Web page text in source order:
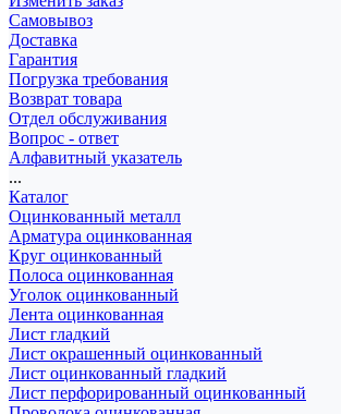
Самовывоз
Доставка
Гарантия
Погрузка требования
Возврат товара
Отдел обслуживания
Вопрос - ответ
Алфавитный указатель
...
Каталог
Оцинкованный металл
Арматура оцинкованная
Круг оцинкованный
Полоса оцинкованная
Уголок оцинкованный
Лента оцинкованная
Лист гладкий
Лист окрашенный оцинкованный
Лист оцинкованный гладкий
Лист перфорированный оцинкованный